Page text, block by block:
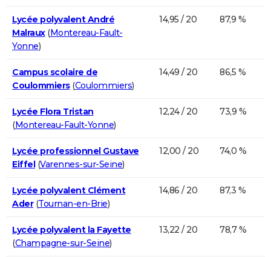
Lycée polyvalent André
Malraux(Montereau-Fault-
Yonne)
14,95 / 20 87,9 %
Campus scolaire de
Coulommiers(Coulommiers)
14,49 / 20 86,5 %
Lycée Flora Tristan
(Montereau-Fault-Yonne)
12,24 / 20 73,9 %
Lycée professionnel Gustave
Eiffel(Varennes-sur-Seine)
12,00 / 20 74,0 %
Lycée polyvalent Clément
Ader(Tournan-en-Brie)
14,86 / 20 87,3 %
Lycée polyvalent la Fayette
(Champagne-sur-Seine)
13,22 / 20 78,7 %